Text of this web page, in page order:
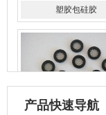
水橡胶过滤网
产品快速导航